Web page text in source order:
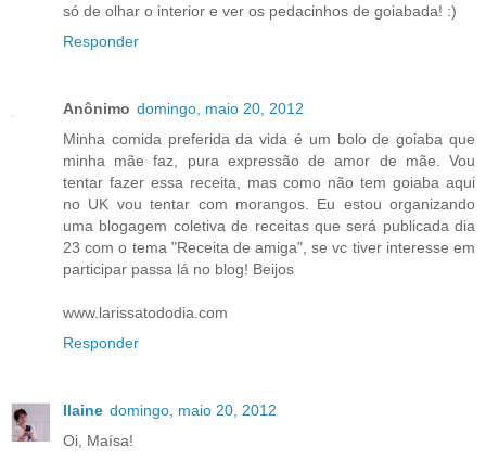
só de olhar o interior e ver os pedacinhos de goiabada! :)
Responder
Anônimo domingo, maio 20, 2012
Minha comida preferida da vida é um bolo de goiaba que
minha mãe faz, pura expressão de amor de mãe. Vou
tentar fazer essa receita, mas como não tem goiaba aqui
no UK vou tentar com morangos. Eu estou organizando
uma blogagem coletiva de receitas que será publicada dia
23 com o tema "Receita de amiga", se vc tiver interesse em
participar passa lá no blog! Beijos
www.larissatododia.com
Responder
Ilaine domingo, maio 20, 2012
Oi, Maísa!